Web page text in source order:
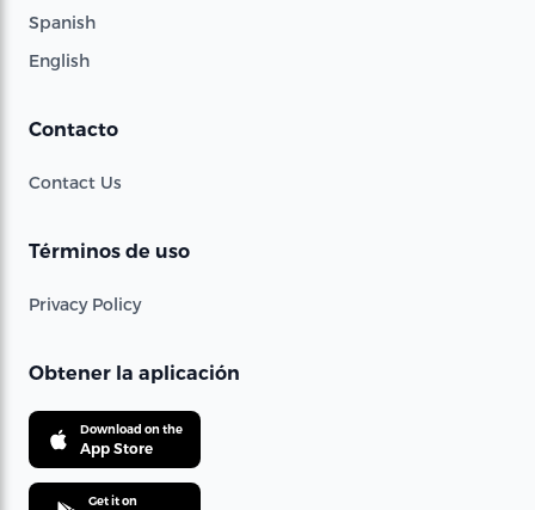
Spanish
English
Contacto
Contact Us
Términos de uso
Privacy Policy
Obtener la aplicación
Download on the
App Store
Get it on